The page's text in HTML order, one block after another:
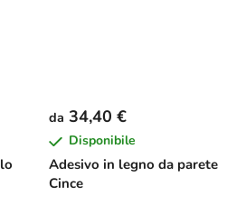
Adesivo in legno da parete
Cince
da 34,40 €
Disponibile